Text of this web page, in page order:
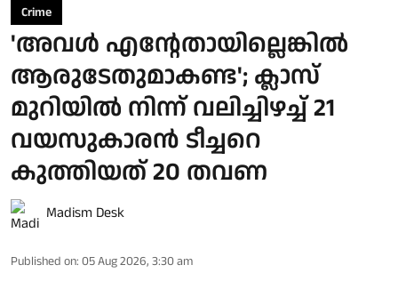
Crime
'അവള്‍ എന്റേതായില്ലെങ്കിൽ
ആരുടേതുമാകണ്ട'; ക്ലാസ്
മുറിയില്‍ നിന്ന് വലിച്ചിഴച്ച് 21
വയസുകാരന്‍ ടീച്ചറെ
കുത്തിയത് 20 തവണ
Madism Desk
Published on: 05 Aug 2026, 3:30 am